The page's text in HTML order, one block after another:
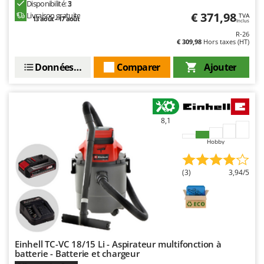
Stiga
Stocker
Tellarini Pompe
Tenco
Tineco
Titania
Tornado
Tre Spade
Trev - Abrek - TecnoVIR
Trotec
Disponibilité:3
Livraison gratuite
13 août - 17 août € 371,98 TVA
Inclus
R-26
€ 309,98 Hors taxes (HT)
Ajouter
Comparer
Données techniques
8,1
Hobby
(3) 3,94/5
Einhell TC-VC 18/15 Li - Aspirateur multifonction à
batterie - Batterie et chargeur